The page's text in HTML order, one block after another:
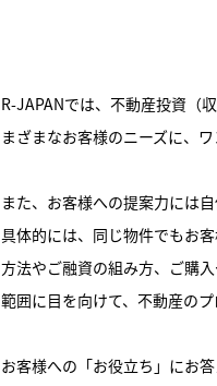
R-JAPANでは、不動産投資（
まざまなお客様のニーズに、
また、お客様への提案力には自
具体的には、同じ物件でもお
方法やご融資の組み方、ご購
範囲に目を向けて、不動産の
お客様への「お役立ち」にお